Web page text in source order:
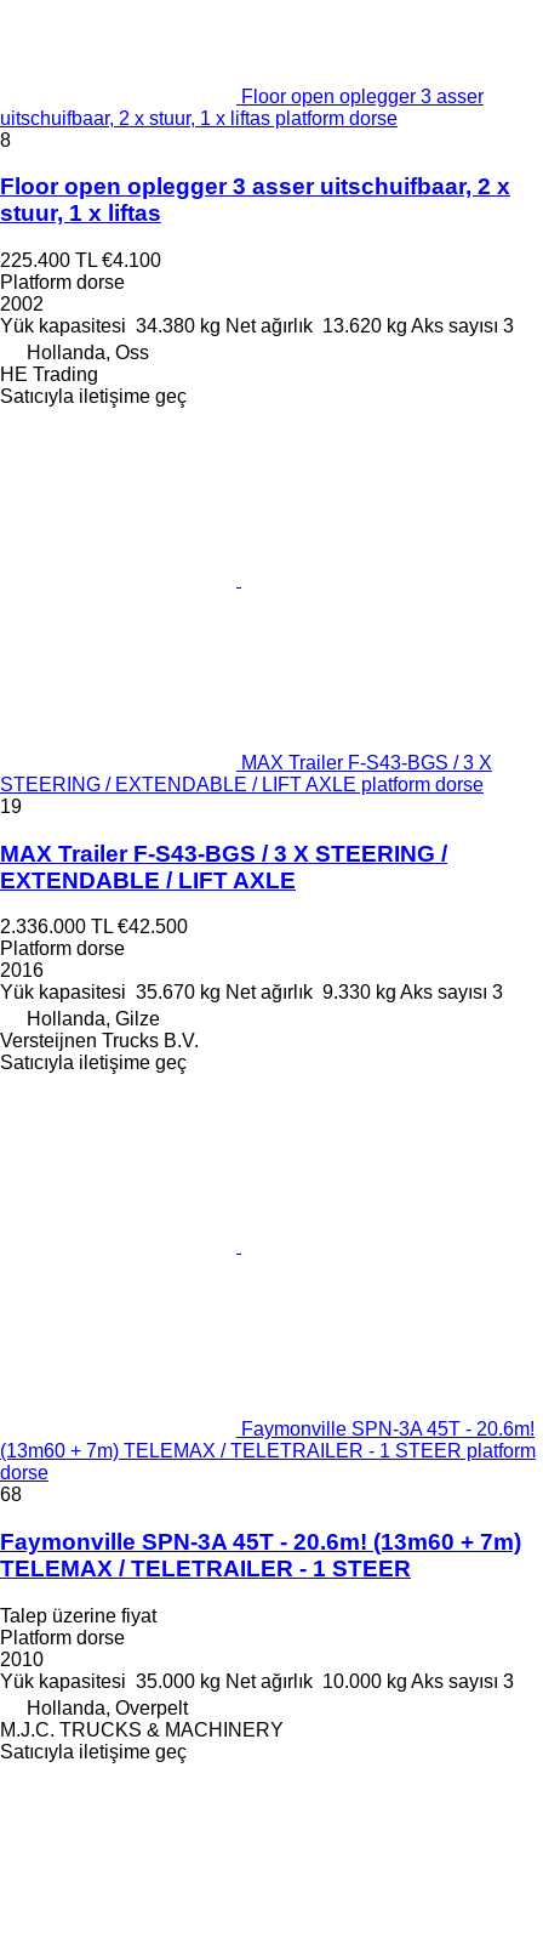
Floor open oplegger 3 asser
uitschuifbaar, 2 x stuur, 1 x liftas platform dorse
8
Floor open oplegger 3 asser uitschuifbaar, 2 x
stuur, 1 x liftas
225.400 TL €4.100
Platform dorse
2002
Yük kapasitesi 34.380 kg Net ağırlık 13.620 kg Aks sayısı 3
Hollanda, Oss
HE Trading
Satıcıyla iletişime geç
MAX Trailer F-S43-BGS / 3 X
STEERING / EXTENDABLE / LIFT AXLE platform dorse
19
MAX Trailer F-S43-BGS / 3 X STEERING /
EXTENDABLE / LIFT AXLE
2.336.000 TL €42.500
Platform dorse
2016
Yük kapasitesi 35.670 kg Net ağırlık 9.330 kg Aks sayısı 3
Hollanda, Gilze
Versteijnen Trucks B.V.
Satıcıyla iletişime geç
Faymonville SPN-3A 45T - 20.6m!
(13m60 + 7m) TELEMAX / TELETRAILER - 1 STEER platform
dorse
68
Faymonville SPN-3A 45T - 20.6m! (13m60 + 7m)
TELEMAX / TELETRAILER - 1 STEER
Talep üzerine fiyat
Platform dorse
2010
Yük kapasitesi 35.000 kg Net ağırlık 10.000 kg Aks sayısı 3
Hollanda, Overpelt
M.J.C. TRUCKS & MACHINERY
Satıcıyla iletişime geç